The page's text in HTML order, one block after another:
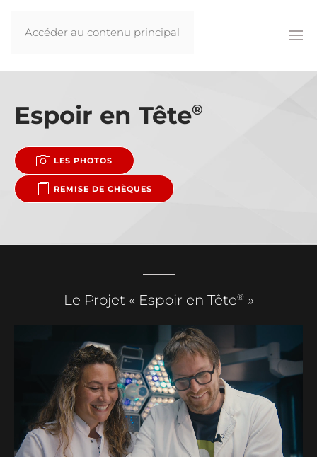
Accéder au contenu principal
Espoir en Tête®
LES PHOTOS
REMISE DE CHÈQUES
Le Projet « Espoir en Tête® »